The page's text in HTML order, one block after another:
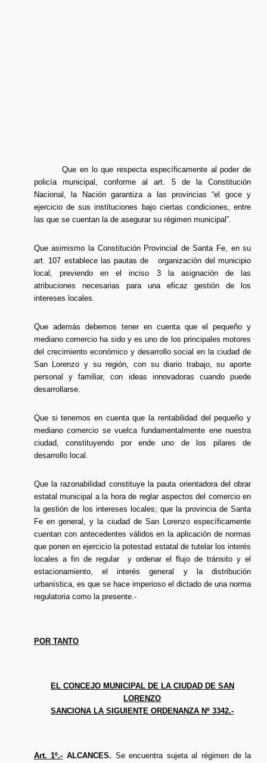
Que en lo que respecta específicamente al poder de
policía municipal, conforme al art. 5 de la Constitución
Nacional, la Nación garantiza a las provincias “el goce y
ejercicio de sus instituciones bajo ciertas condiciones, entre
las que se cuentan la de asegurar su régimen municipal”.
Que asimismo la Constitución Provincial de Santa Fe, en su
art. 107 establece las pautas de organización del municipio
local, previendo en el inciso 3 la asignación de las
atribuciones necesarias para una eficaz gestión de los
intereses locales.
Que además debemos tener en cuenta que el pequeño y
mediano comercio ha sido y es uno de los principales motores
del crecimiento económico y desarrollo social en la ciudad de
San Lorenzo y su región, con su diario trabajo, su aporte
personal y familiar, con ideas innovadoras cuando puede
desarrollarse.
Que si tenemos en cuenta que la rentabilidad del pequeño y
mediano comercio se vuelca fundamentalmente ene nuestra
ciudad, constituyendo por ende uno de los pilares de
desarrollo local.
Que la razonabilidad constituye la pauta orientadora del obrar
estatal municipal a la hora de reglar aspectos del comercio en
la gestión de los intereses locales; que la provincia de Santa
Fe en general, y la ciudad de San Lorenzo específicamente
cuentan con antecedentes válidos en la aplicación de normas
que ponen en ejercicio la potestad estatal de tutelar los interés
locales a fin de regular y ordenar el flujo de tránsito y el
estacionamiento, el interés general y la distribución
urbanística, es que se hace imperioso el dictado de una norma
regulatoria como la presente.-
POR TANTO
EL CONCEJO MUNICIPAL DE LA CIUDAD DE SAN
LORENZO
SANCIONA LA SIGUIENTE ORDENANZA Nº 3342.-
Art. 1º.- ALCANCES. Se encuentra sujeta al régimen de la